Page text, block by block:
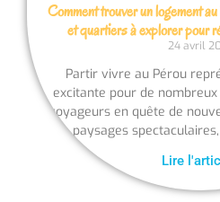
Comment trouver un logement
et quartiers à explorer pour
24 avril
Partir vivre au Pérou
excitante pour de
voyageurs en quête de
paysages
Lire